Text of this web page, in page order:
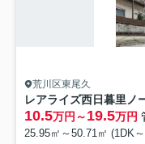
荒川区東尾久
レアライズ西日暮里ノ
10.5万円～19.5万円
25.95㎡～50.71㎡ (1DK